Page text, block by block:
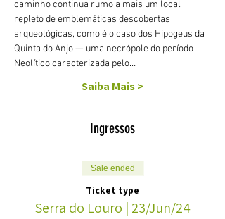
caminho continua rumo a mais um local
repleto de emblemáticas descobertas
arqueológicas, como é o caso dos Hipogeus da
Quinta do Anjo — uma necrópole do período
Neolítico caracterizada pelo…
Saiba Mais >
Ingressos
Sale ended
Ticket type
Serra do Louro | 23/Jun/24